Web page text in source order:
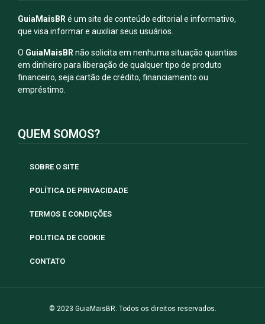
GuiaMaisBR é um site de conteúdo editorial e informativo,
que visa informar e auxiliar seus usuários.
O GuiaMaisBR não solicita em nenhuma situação quantias
em dinheiro para liberação de qualquer tipo de produto
financeiro, seja cartão de crédito, financiamento ou
empréstimo.
QUEM SOMOS?
SOBRE O SITE
POLÍTICA DE PRIVACIDADE
TERMOS E CONDIÇÕES
POLITICA DE COOKIE
CONTATO
© 2023 GuiaMaisBR. Todos os direitos reservados.